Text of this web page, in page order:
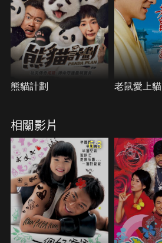
熊貓計劃 老鼠愛上貓
相關影片
6.3